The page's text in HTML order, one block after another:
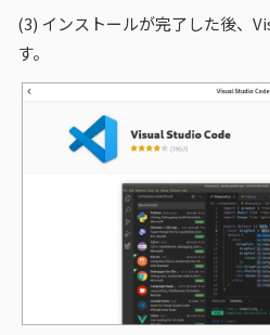
(3) インストールが完了した後、
す。